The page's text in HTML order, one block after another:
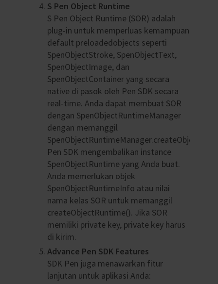
S Pen Object Runtime
S Pen Object Runtime (SOR) adalah
plug-in untuk memperluas kemampuan
default preloadedobjects seperti
SpenObjectStroke, SpenObjectText,
SpenObjectImage, dan
SpenObjectContainer yang secara
native di pasok oleh Pen SDK secara
real-time. Anda dapat membuat SOR
dengan SpenObjectRuntimeManager
dengan memanggil
Pen SDK mengembalikan instance
SpenObjectRuntime yang Anda buat.
Anda memerlukan objek
SpenObjectRuntimeInfo atau nilai
nama kelas SOR untuk memanggil
createObjectRuntime(). Jika SOR
memiliki private key, private key harus
di kirim.
Advance Pen SDK Features
SDK Pen juga menawarkan fitur
lanjutan untuk aplikasi Anda: